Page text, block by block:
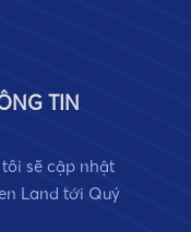
TIN
sẽ cập nhật
Land tới Quý